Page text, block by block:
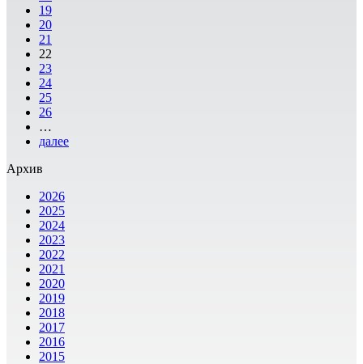
19
20
21
22
23
24
25
26
…
далее
Архив
2026
2025
2024
2023
2022
2021
2020
2019
2018
2017
2016
2015